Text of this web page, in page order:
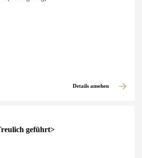
Details ansehen
geführt>